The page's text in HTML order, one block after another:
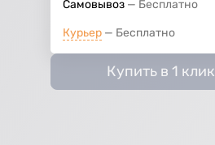
Самовывоз Бесплатно
Курьер Бесплатно
Купить в 1 клик